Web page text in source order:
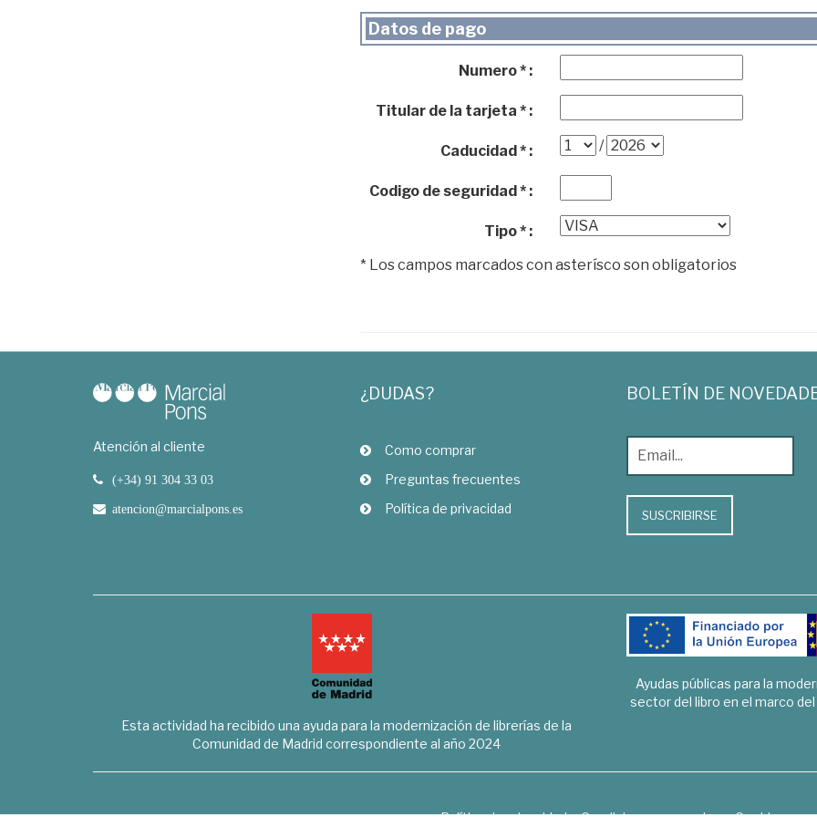
Datos de pago
Numero * :
Titular de la tarjeta * :
Caducidad * : /
Codigo de seguridad * :
Tipo * :
* Los campos marcados con asterísco son obligatorios
Atención al cliente
(+34) 91 304 33 03
atencion@marcialpons.es
¿DUDAS?
Como comprar
Preguntas frecuentes
Política de privacidad
BOLETÍN DE
SUSCRIBIRSE
Esta actividad ha recibido una ayuda para la modernización de librerías de la
Comunidad de Madrid correspondiente al año 2024
Ayudas públicas para la
sector del libro en el marco